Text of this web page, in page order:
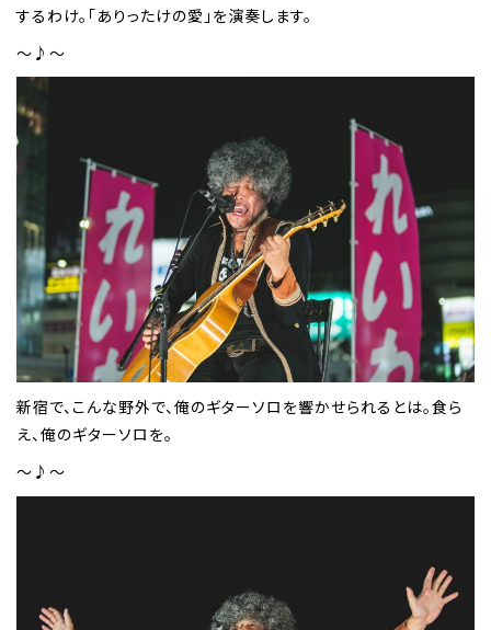
するわけ。「ありったけの愛」を演奏します。
～♪～
新宿で、こんな野外で、俺のギターソロを響かせられるとは。食ら
え、俺のギターソロを。
～♪～